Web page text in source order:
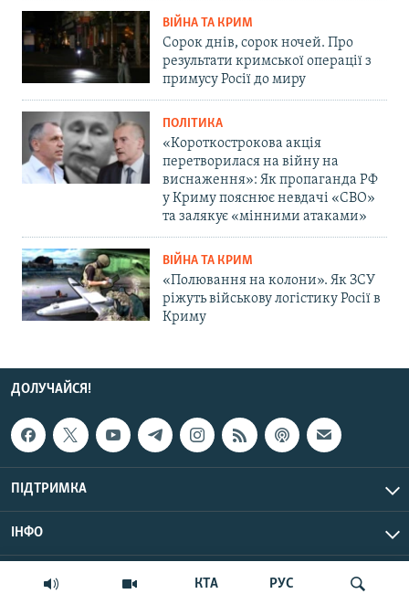
КТА РУС
ВІЙНА ТА КРИМ
Сорок днів, сорок ночей. Про
результати кримської операції з
примусу Росії до миру
ПОЛІТИКА
«Короткострокова акція
перетворилася на війну на
виснаження»: Як пропаганда РФ
у Криму пояснює невдачі «СВО»
та залякує «мінними атаками»
ВІЙНА ТА КРИМ
«Полювання на колони». Як ЗСУ
ріжуть військову логістику Росії в
Криму
ДОЛУЧАЙСЯ!
ПІДТРИМКА
ІНФО
© Крим.Реалії, 2026 | Усі права застережено.